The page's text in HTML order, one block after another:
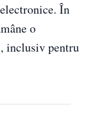
În
o
inclusiv pentru